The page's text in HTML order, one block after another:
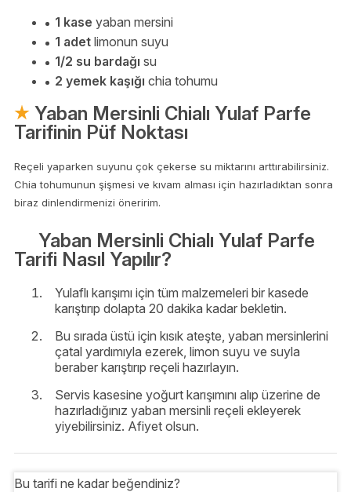
1 kase yaban mersini
1 adet limonun suyu
1/2 su bardağı su
2 yemek kaşığı chia tohumu
Yaban Mersinli Chialı Yulaf Parfe
Tarifinin Püf Noktası
Reçeli yaparken suyunu çok çekerse su miktarını arttırabilirsiniz.
Chia tohumunun şişmesi ve kıvam alması için hazırladıktan sonra
biraz dinlendirmenizi öneririm.
Yaban Mersinli Chialı Yulaf Parfe
Tarifi Nasıl Yapılır?
Yulaflı karışımı için tüm malzemeleri bir kasede
karıştırıp dolapta 20 dakika kadar bekletin.
Bu sırada üstü için kısık ateşte, yaban mersinlerini
çatal yardımıyla ezerek, limon suyu ve suyla
beraber karıştırıp reçeli hazırlayın.
Servis kasesine yoğurt karışımını alıp üzerine de
hazırladığınız yaban mersinli reçeli ekleyerek
yiyebilirsiniz. Afiyet olsun.
Bu tarifi ne kadar beğendiniz?